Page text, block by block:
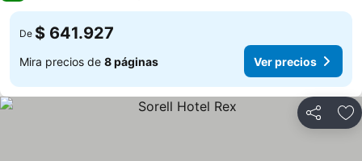
De $ 641.927
Mira precios de 8 páginas Ver precios
Compartir